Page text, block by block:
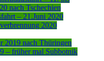
nach Tschechien
– 21.Juni 2020
2020
2019 nach Thüringen
– früher mal Subbotnik